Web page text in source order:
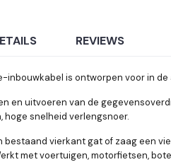
REVIEWS
inbouwkabel is ontworpen voor in
en uitvoeren van de
snelheid verlengsnoer.
bestaand vierkant gat of zaag een
met voertuigen, motorfietsen,